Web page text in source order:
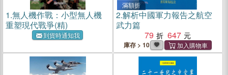
1.無人機作戰：小型無人機
重塑現代戰爭(精)
到貨時通知我
滿額折
2.解析中國軍力報告之航空
武力篇
79
647
庫存 > 10